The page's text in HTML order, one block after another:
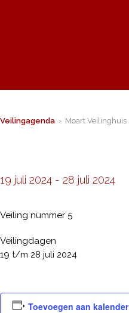
Veilingagenda › Moart Veilinghuis
19 juli 2024 - 28 juli 2024
Veiling nummer 5
Veilingdagen
19 t/m 28 juli 2024
Toevoegen aan kalender